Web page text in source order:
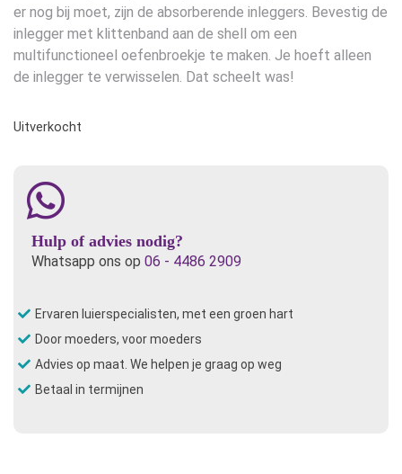
er nog bij moet, zijn de absorberende inleggers. Bevestig de
inlegger met klittenband aan de shell om een
multifunctioneel oefenbroekje te maken. Je hoeft alleen
de inlegger te verwisselen. Dat scheelt was!
Uitverkocht
Hulp of advies nodig?
Whatsapp ons op 06 - 4486 2909
Ervaren luierspecialisten, met een groen hart
Door moeders, voor moeders
Advies op maat. We helpen je graag op weg
Betaal in termijnen